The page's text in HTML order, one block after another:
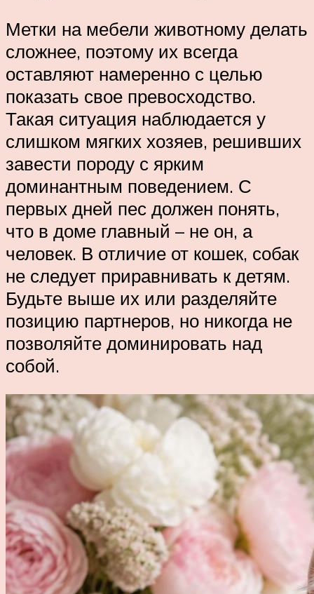
Метки на мебели животному делать
сложнее, поэтому их всегда
оставляют намеренно с целью
показать свое превосходство.
Такая ситуация наблюдается у
слишком мягких хозяев, решивших
завести породу с ярким
доминантным поведением. С
первых дней пес должен понять,
что в доме главный – не он, а
человек. В отличие от кошек, собак
не следует приравнивать к детям.
Будьте выше их или разделяйте
позицию партнеров, но никогда не
позволяйте доминировать над
собой.